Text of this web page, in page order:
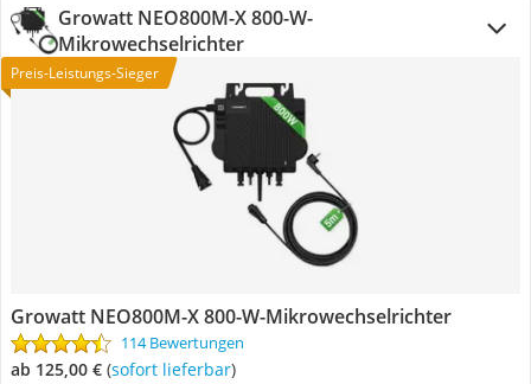
Growatt NEO800M-X 800-W-
Mikrowechselrichter
Preis-Leistungs-Sieger
Growatt NEO800M-X 800-W-Mikrowechselrichter
114 Bewertungen
ab 125,00 € ( Sofort lieferbar)